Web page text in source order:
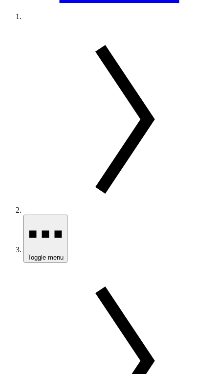
Toggle menu